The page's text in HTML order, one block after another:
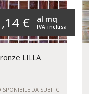
€ IVA inclusa
al mq
LILLA
DA SUBITO